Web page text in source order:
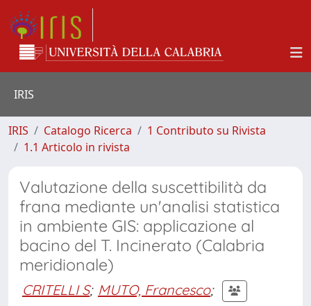
IRIS
IRIS Catalogo Ricerca
1 Contributo su Rivista
1.1 Articolo in rivista
Valutazione della suscettibilità da
frana mediante un'analisi statistica
in ambiente GIS: applicazione al
bacino del T. Incinerato (Calabria
meridionale)
CRITELLI S; MUTO, Francesco;